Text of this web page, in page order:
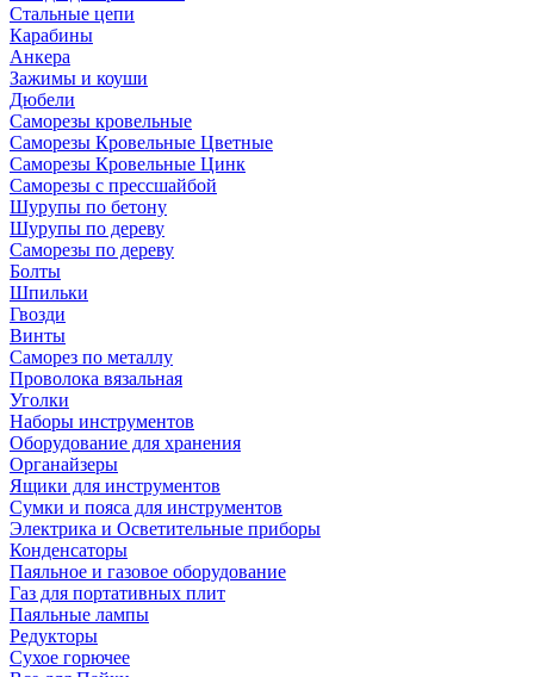
Стальные цепи
Карабины
Анкера
Зажимы и коуши
Дюбели
Саморезы кровельные
Саморезы Кровельные Цветные
Саморезы Кровельные Цинк
Саморезы с прессшайбой
Шурупы по бетону
Шурупы по дереву
Саморезы по дереву
Болты
Шпильки
Гвозди
Винты
Саморез по металлу
Проволока вязальная
Уголки
Наборы инструментов
Оборудование для хранения
Органайзеры
Ящики для инструментов
Сумки и пояса для инструментов
Электрика и Осветительные приборы
Конденсаторы
Паяльное и газовое оборудование
Газ для портативных плит
Паяльные лампы
Редукторы
Сухое горючее